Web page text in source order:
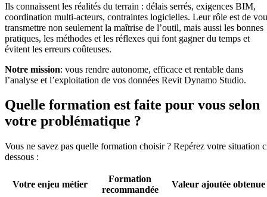
Ils connaissent les réalités du terrain : délais serrés, exigences BIM,
coordination multi-acteurs, contraintes logicielles. Leur rôle est de
transmettre non seulement la maîtrise de l’outil, mais aussi les bonnes
pratiques, les méthodes et les réflexes qui font gagner du temps et
évitent les erreurs coûteuses.
Notre mission: vous rendre autonome, efficace et rentable dans
l’analyse et l’exploitation de vos données Revit Dynamo Studio.
Quelle formation est faite pour vous selon
votre problématique ?
Vous ne savez pas quelle formation choisir ? Repérez votre situation
dessous :
Votre enjeu métier
Formation
recommandée
Valeur ajoutée obtenue